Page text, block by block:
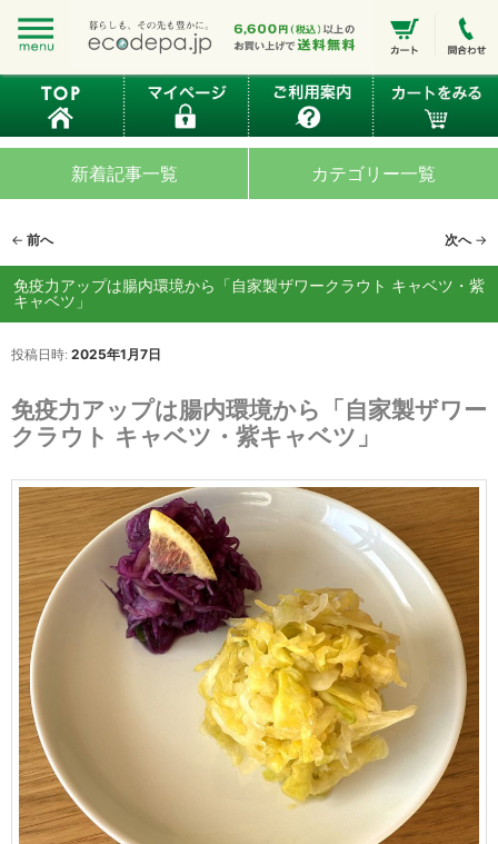
新着記事一覧 カテゴリー一覧
投
ナ
ビ
ゲ
ー
ン
← 前へ 次へ →
免疫力アップは腸内環境から「自家製ザワークラウト キャベツ・紫
キャベツ」
投稿日時: 2025年1月7日
免疫力アップは腸内環境から「自家製ザワー
クラウト キャベツ・紫キャベツ」